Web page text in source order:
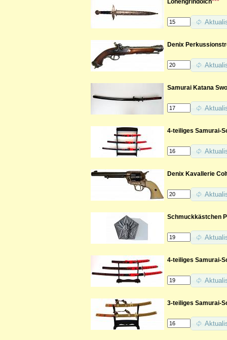
Denix
Samurai Katana
4-teiliges Samurai-
Denix Kavallerie
Schmuckkästchen
4-teiliges Samurai-
3-teiliges Samurai-